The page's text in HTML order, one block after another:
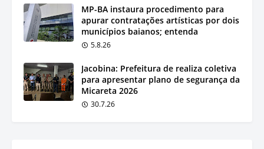
MP-BA instaura procedimento para
apurar contratações artísticas por dois
municípios baianos; entenda
5.8.26
Jacobina: Prefeitura de realiza coletiva
para apresentar plano de segurança da
Micareta 2026
30.7.26